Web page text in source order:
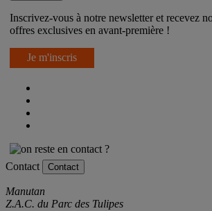
Inscrivez-vous à notre newsletter et recevez
offres exclusives en avant-première !
Je m'inscris
Contact Contact
Manutan
Z.A.C. du Parc des Tulipes